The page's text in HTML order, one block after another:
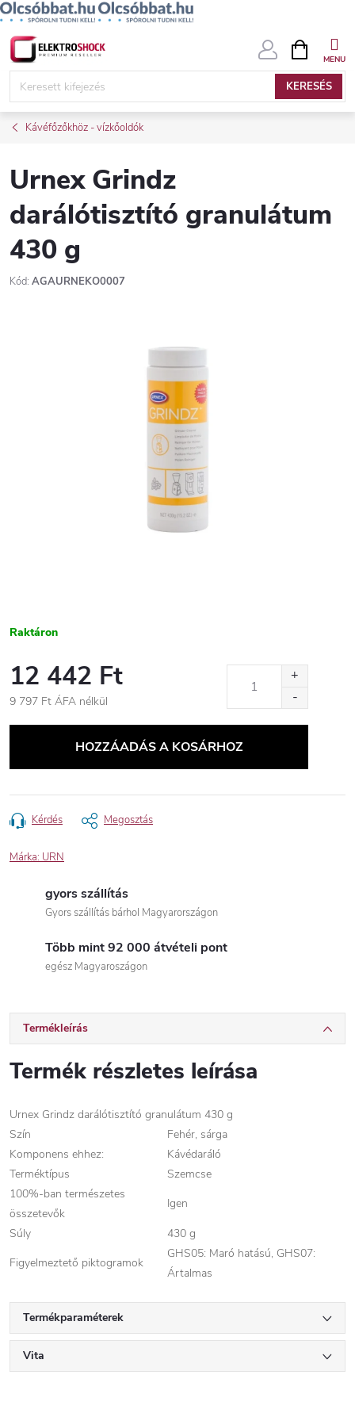
Ugrás
KERESÉS
KOSÁR
Kávéfőzőkhöz - vízkőoldók
Urnex Grindz
darálótisztító granulátum
430 g
Kód: AGAURNEKO0007
Raktáron
12 442 Ft
9 797 Ft ÁFA nélkül
HOZZÁADÁS A KOSÁRHOZ
Kérdés Megosztás
Márka: URN
gyors szállítás
Gyors szállítás bárhol Magyarországon
Több mint 92 000 átvételi pont
egész Magyaroszágon
Termékleírás
Termék részletes leírása
Urnex Grindz darálótisztító granulátum 430 g
Szín
Fehér, sárga
Komponens ehhez:
Kávédaráló
Terméktípus
Szemcse
100%-ban természetes
összetevők
Igen
Súly
430 g
Figyelmeztető piktogramok
GHS05: Maró hatású, GHS07:
Ártalmas
Termékparaméterek
Vita